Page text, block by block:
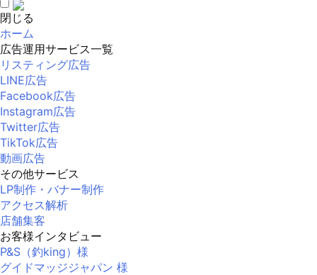
閉じる
ホーム
広告運用サービス一覧
リスティング広告
LINE広告
Facebook広告
Instagram広告
Twitter広告
TikTok広告
動画広告
その他サービス
LP制作・バナー制作
アクセス解析
店舗集客
お客様インタビュー
P&S（釣king）様
グイドマッジジャパン 様